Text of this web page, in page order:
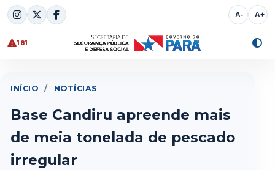
Skip
to
content
A- A+
181
INÍCIO / NOTÍCIAS
Base Candiru apreende mais
de meia tonelada de pescado
irregular